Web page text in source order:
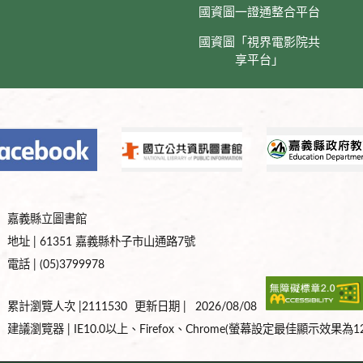
國資圖一證通整合平台
國資圖「視界電影院共
享平台」
嘉義縣立圖書館
地址 | 61351 嘉義縣朴子市山通路7號
電話 | (05)3799978
累計瀏覽人次 |2111530 更新日期 |
2026/08/08
建議瀏覽器 | IE10.0以上、Firefox、Chrome(螢幕設定最佳顯示效果為